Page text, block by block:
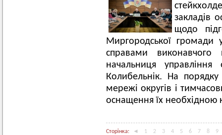
закладів
щодо
Миргородської
справами виконавчого
начальниця
Колибельнік. На
мережі округів і
оснащення їх
Сторінка: ◄ 1 2 3 4 5 6 7 8
9